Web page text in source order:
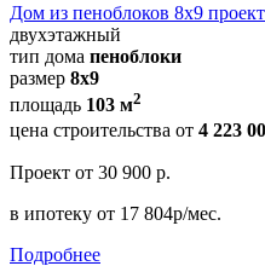
Дом из пеноблоков 8х9
двухэтажный
тип дома пеноблоки
размер 8х9
площадь 103 м2
цена строительства от 4 223
Проект от 30 900 р.
в ипотеку от 17 804р/мес.
Подробнее